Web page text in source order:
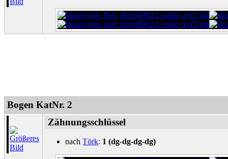
Bogen KatNr. 2
Zähnungsschlüssel
nach Törk: 1 (dg-dg-dg-dg)